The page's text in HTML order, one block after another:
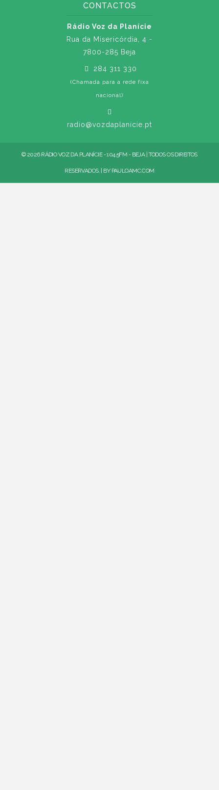
CONTACTOS
Rádio Voz da Planície
Rua da Misericórdia, 4 -
7800-285 Beja
284 311 330
(Chamada para a rede fixa
nacional)
radio@vozdaplanicie.pt
© 2026 RÁDIO VOZ DA PLANÍCIE - 104.5FM - BEJA | TODOS OS DIREITOS
RESERVADOS. | BY PAULOAMC.COM